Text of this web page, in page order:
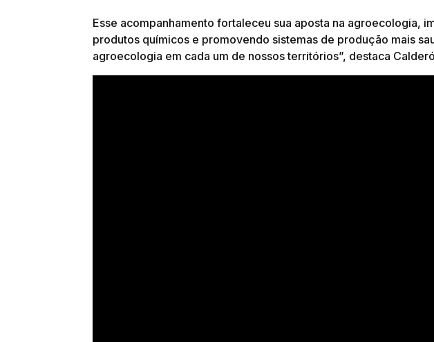
Esse acompanhamento fortaleceu sua aposta na agroecologia,
produtos químicos e promovendo sistemas de produção mais
agroecologia em cada um de nossos territórios”, destaca